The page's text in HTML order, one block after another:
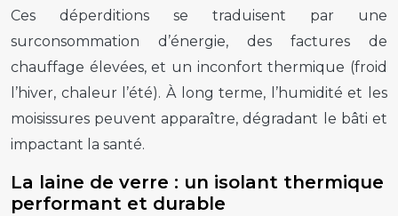
Ces déperditions se traduisent par une
surconsommation d’énergie, des factures de
chauffage élevées, et un inconfort thermique (froid
l’hiver, chaleur l’été). À long terme, l’humidité et les
moisissures peuvent apparaître, dégradant le bâti et
impactant la santé.
La laine de verre : un isolant thermique
performant et durable